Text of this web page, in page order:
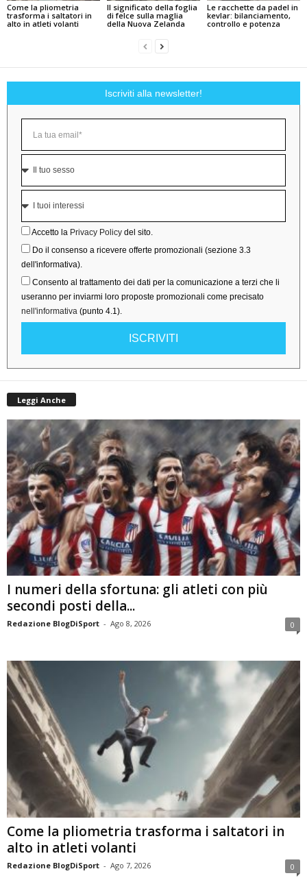
Come la pliometria
trasforma i saltatori in
alto in atleti volanti
Il significato della foglia
di felce sulla maglia
della Nuova Zelanda
Le racchette da padel in
kevlar: bilanciamento,
controllo e potenza
Iscriviti alla newsletter!
Accetto la Privacy Policy del sito.
Do il consenso a ricevere offerte promozionali (sezione 3.3
dell'informativa).
Consento al trattamento dei dati per la comunicazione a terzi che li
useranno per inviarmi loro proposte promozionali come precisato
nell'informativa (punto 4.1).
ISCRIVITI
Leggi Anche
I numeri della sfortuna: gli atleti con più
secondi posti della...
Redazione BlogDiSport - Ago 8, 2026 0
Come la pliometria trasforma i saltatori in
alto in atleti volanti
Redazione BlogDiSport - Ago 7, 2026 0